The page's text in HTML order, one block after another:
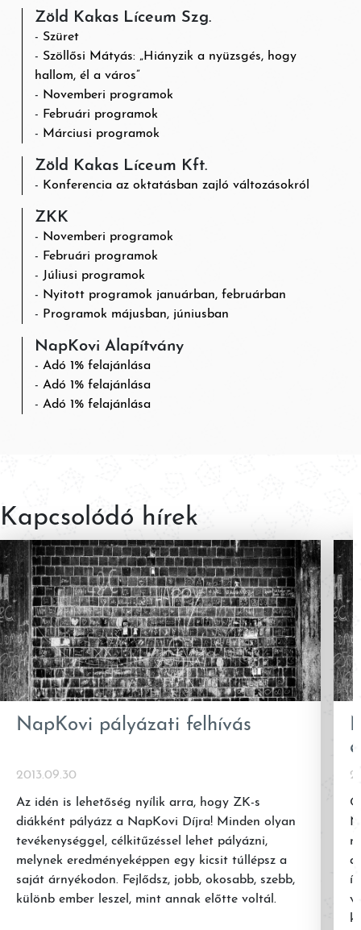
Zöld Kakas Líceum Szg.
Szüret
Szöllősi Mátyás: „Hiányzik a nyüzsgés, hogy
hallom, él a város”
Novemberi programok
Februári programok
Márciusi programok
Zöld Kakas Líceum Kft.
Konferencia az oktatásban zajló változásokról
ZKK
Novemberi programok
Februári programok
Júliusi programok
Nyitott programok januárban, februárban
Programok májusban, júniusban
NapKovi Alapítvány
Adó 1% felajánlása
Adó 1% felajánlása
Adó 1% felajánlása
Kapcsolódó hírek
NapKovi pályázati felhívás
2013.09.30
Az idén is lehetőség nyílik arra, hogy ZK-s
diákként pályázz a NapKovi Díjra! Minden olyan
tevékenységgel, célkitűzéssel lehet pályázni,
melynek eredményeképpen egy kicsit túllépsz a
saját árnyékodon. Fejlődsz, jobb, okosabb, szebb,
különb ember leszel, mint annak előtte voltál.